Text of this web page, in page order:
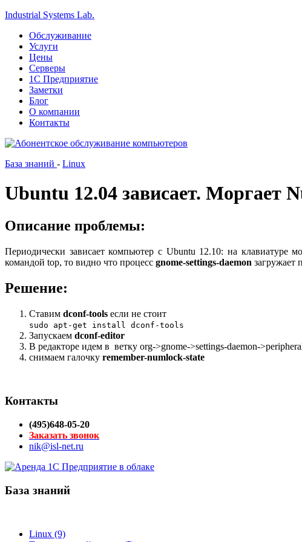
Industrial Systems Lab.
Обслуживание
Услуги
Цены
Серверы
1С Предприятие
Заметки
Блог
О компании
Контакты
База знаний - Linux
Ubuntu 12.04 зависает. Моргает
Описание проблемы:
Периодически зависает компьютер с Ubuntu 12.10: на клавиатуре
командой top, то видно что процесс gnome-settings-daemon загружает
Решение:
Ставим dconf-tools если не стоит
sudo apt-get install dconf-tools
Запускаем dconf-editor
В редакторе идем в ветку org->gnome->settings-daemon-
снимаем галочку remember-numlock-state
Контакты
(495)648-05-20
Заказать звонок
nik@isl-net.ru
База знаний
Linux (9)